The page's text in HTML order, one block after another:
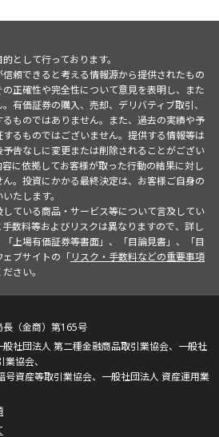
として行っております。
頼できると考える情報源から提供されたもの
正確性や完全性について意見を表明し、また
有価証券の購入、売却、デリバティブ取引、
ものではありません。また、過去の実績や予
るものではございません。提供する情報等は
告なしに変更または削除されることがござい
に依拠してお客様が取った行動の結果に対し
。投資にかかる最終決定は、お客様ご自身の
たします。
ている商品・サービス等について言及してい
数料等およびリスクは異なりますので、詳し
上場有価証券等書面」、「目論見書」、「目
ブサイトの「リスク・手数料などの重要事項
さい。
（金商）第165号
社団法人 第二種金融商品取引業協会、一般社
協会、
号資産等取引業協会、一般社団法人 資産運用業